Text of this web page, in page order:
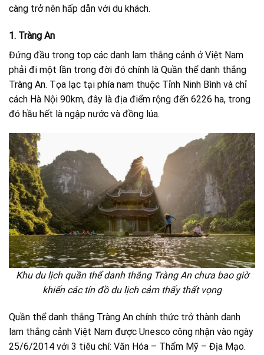
càng trở nên hấp dẫn với du khách.
1. Tràng An
Đứng đầu trong top các danh lam thắng cảnh ở Việt Nam
phải đi một lần trong đời đó chính là Quần thể danh thắng
Tràng An. Tọa lạc tại phía nam thuộc Tỉnh Ninh Bình và chỉ
cách Hà Nội 90km, đây là địa điểm rộng đến 6226 ha, trong
đó hầu hết là ngập nước và đồng lúa.
Khu du lịch quần thể danh thắng Tràng An chưa bao giờ
khiến các tín đồ du lịch cảm thấy thất vọng
Quần thể danh thắng Tràng An chính thức trở thành danh
lam thắng cảnh Việt Nam được Unesco công nhận vào ngày
25/6/2014 với 3 tiêu chí: Văn Hóa – Thẩm Mỹ – Địa Mạo.